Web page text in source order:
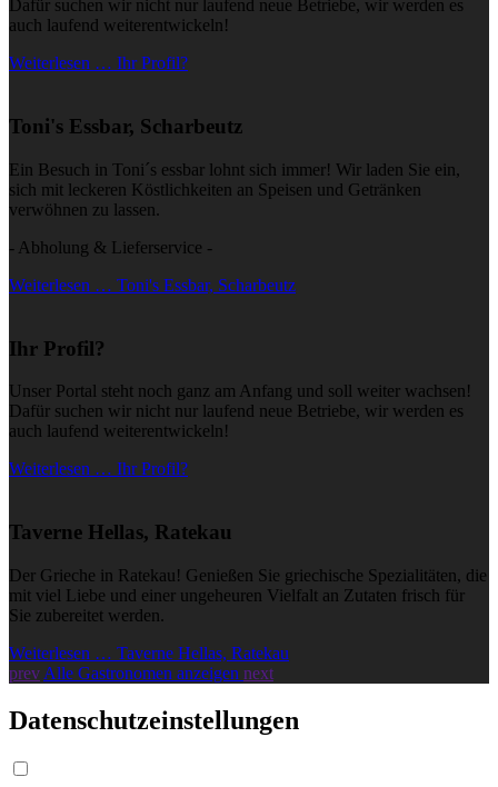
Dafür suchen wir nicht nur laufend neue Betriebe, wir werden es
auch laufend weiterentwickeln!
Weiterlesen … Ihr Profil?
Toni's Essbar, Scharbeutz
Ein Besuch in Toni´s essbar lohnt sich immer! Wir laden Sie ein,
sich mit leckeren Köstlichkeiten an Speisen und Getränken
verwöhnen zu lassen.
- Abholung & Lieferservice -
Weiterlesen … Toni's Essbar, Scharbeutz
Ihr Profil?
Unser Portal steht noch ganz am Anfang und soll weiter wachsen!
Dafür suchen wir nicht nur laufend neue Betriebe, wir werden es
auch laufend weiterentwickeln!
Weiterlesen … Ihr Profil?
Taverne Hellas, Ratekau
Der Grieche in Ratekau! Genießen Sie griechische Spezialitäten, die
mit viel Liebe und einer ungeheuren Vielfalt an Zutaten frisch für
Sie zubereitet werden.
Weiterlesen … Taverne Hellas, Ratekau
prev Alle Gastronomen anzeigen next
Datenschutzeinstellungen